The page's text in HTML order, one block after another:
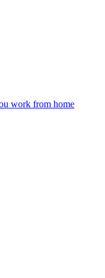
work from home